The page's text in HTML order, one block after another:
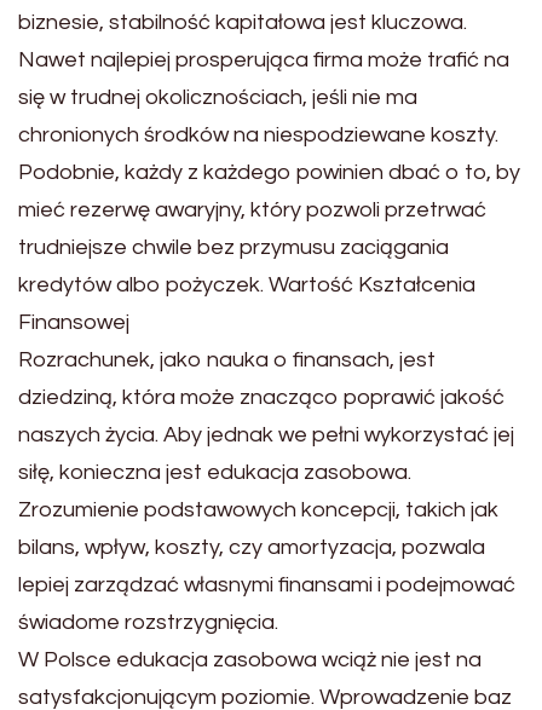
biznesie, stabilność kapitałowa jest kluczowa.
Nawet najlepiej prosperująca firma może trafić na
się w trudnej okolicznościach, jeśli nie ma
chronionych środków na niespodziewane koszty.
Podobnie, każdy z każdego powinien dbać o to, by
mieć rezerwę awaryjny, który pozwoli przetrwać
trudniejsze chwile bez przymusu zaciągania
kredytów albo pożyczek. Wartość Kształcenia
Finansowej
Rozrachunek, jako nauka o finansach, jest
dziedziną, która może znacząco poprawić jakość
naszych życia. Aby jednak we pełni wykorzystać jej
siłę, konieczna jest edukacja zasobowa.
Zrozumienie podstawowych koncepcji, takich jak
bilans, wpływ, koszty, czy amortyzacja, pozwala
lepiej zarządzać własnymi finansami i podejmować
świadome rozstrzygnięcia.
W Polsce edukacja zasobowa wciąż nie jest na
satysfakcjonującym poziomie. Wprowadzenie baz